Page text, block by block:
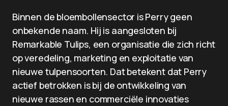
Binnen de bloembollensector is Perry geen
onbekende naam. Hij is aangesloten bij
Remarkable Tulips, een organisatie die zich richt
op veredeling, marketing en exploitatie van
nieuwe tulpensoorten. Dat betekent dat Perry
actief betrokken is bij de ontwikkeling van
nieuwe rassen en commerciële innovaties